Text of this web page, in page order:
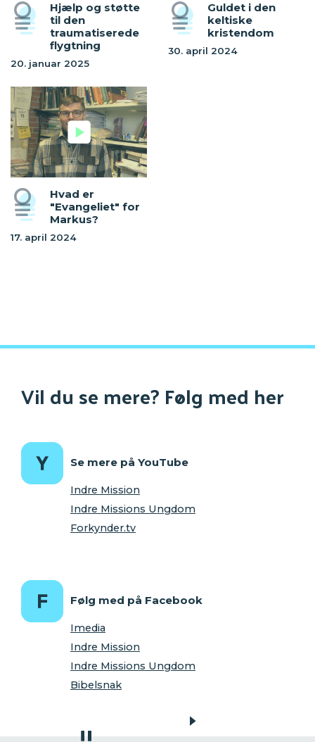
Hjælp og støtte
til den
traumatiserede
flygtning
20. januar 2025
Guldet i den
keltiske
kristendom
30. april 2024
Hvad er
"Evangeliet" for
Markus?
17. april 2024
Vil du se mere? Følg med her
Se mere på YouTube
Indre Mission
Indre Missions Ungdom
Forkynder.tv
Følg med på Facebook
Imedia
Indre Mission
Indre Missions Ungdom
Bibelsnak